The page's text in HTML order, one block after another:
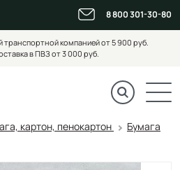
8 800 301-30-80
транспортной компанией от 5 900 руб.
в ПВЗ от 3 000 руб.
картон, пенокартон
Бумага